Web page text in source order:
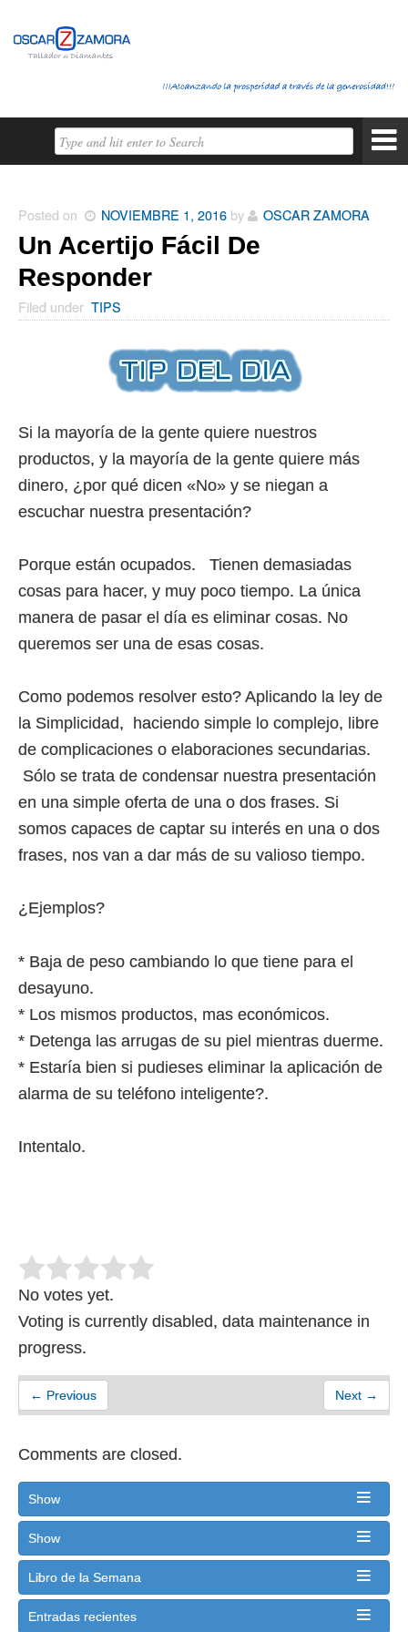
Posted on NOVIEMBRE 1, 2016by OSCAR ZAMORA
Un Acertijo Fácil De
Responder
Filed under TIPS
Si la mayoría de la gente quiere nuestros
productos, y la mayoría de la gente quiere más
dinero, ¿por qué dicen «No» y se niegan a
escuchar nuestra presentación?
Porque están ocupados. Tienen demasiadas
cosas para hacer, y muy poco tiempo. La única
manera de pasar el día es eliminar cosas. No
queremos ser una de esas cosas.
Como podemos resolver esto? Aplicando la ley de
la Simplicidad, haciendo simple lo complejo, libre
de complicaciones o elaboraciones secundarias.
Sólo se trata de condensar nuestra presentación
en una simple oferta de una o dos frases. Si
somos capaces de captar su interés en una o dos
frases, nos van a dar más de su valioso tiempo.
¿Ejemplos?
* Baja de peso cambiando lo que tiene para el
desayuno.
* Los mismos productos, mas económicos.
* Detenga las arrugas de su piel mientras duerme.
* Estaría bien si pudieses eliminar la aplicación de
alarma de su teléfono inteligente?.
Intentalo.
No votes yet.
Voting is currently disabled, data maintenance in
progress.
← Previous Next →
Comments are closed.
Show
Show
Libro de la Semana
Entradas recientes